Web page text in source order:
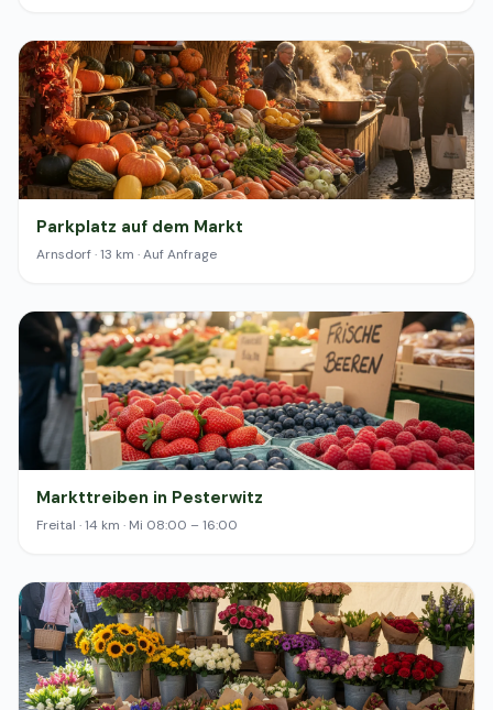
Parkplatz auf dem Markt
Arnsdorf · 13 km · Auf Anfrage
Markttreiben in Pesterwitz
Freital · 14 km · Mi 08:00 – 16:00